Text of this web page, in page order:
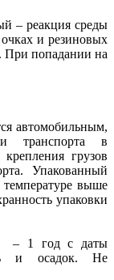
– реакция среды
и резиновых
При попадании на
автомобильным,
транспорта в
грузов
Упакованный
выше
упаковки
– 1 год с даты
и осадок. Не